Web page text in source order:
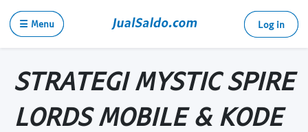
☰ Menu Log in
STRATEGI MYSTIC SPIRE
LORDS MOBILE & KODE